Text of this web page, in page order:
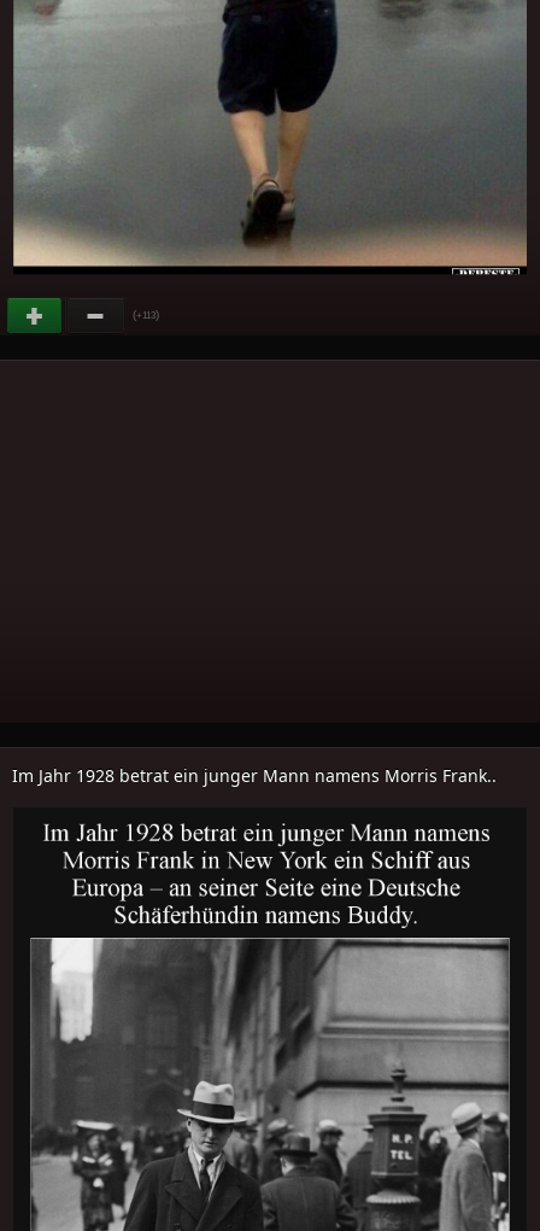
(+113)
Im Jahr 1928 betrat ein junger Mann namens Morris Frank..